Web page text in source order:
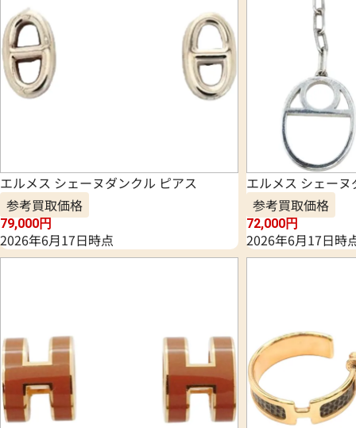
エルメス シェーヌダンクル ピアス
参考買取価格
79,000円
2026年6月17日時点
エルメス シェー
参考買取価格
72,000円
2026年6月17日時